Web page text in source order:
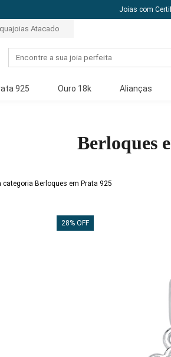
Joias com
Atacado
925 Ouro 18k Alianças
Berloques
Berloques em Prata 925
28% OFF